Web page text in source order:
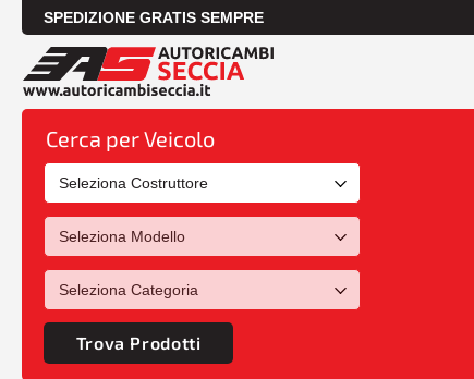
SPEDIZIONE GRATIS SEMPRE
Cerca per Veicolo
Trova Prodotti